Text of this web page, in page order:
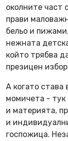
околните част
прави
бельо и
нежната
който трябва
презицен
А когато става
момичета - тук
и материята,
и
госпожица.